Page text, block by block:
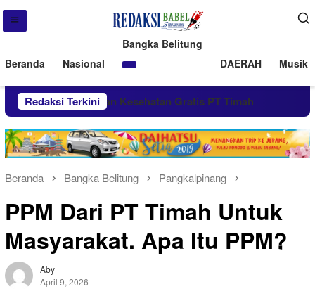
Beranda Nasional
Bangka Belitung
DAERAH
Musik
Redaksi Terkini
Layanan Kesehatan Gratis PT Timah PT
Beranda Bangka Belitung Pangkalpinang
PPM Dari PT Timah Untuk
Masyarakat. Apa Itu PPM?
Aby
April 9, 2026